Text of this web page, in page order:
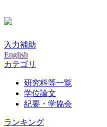
入力補助
English
カテゴリ
研究科等一覧
学位論文
紀要・学協会
ランキング